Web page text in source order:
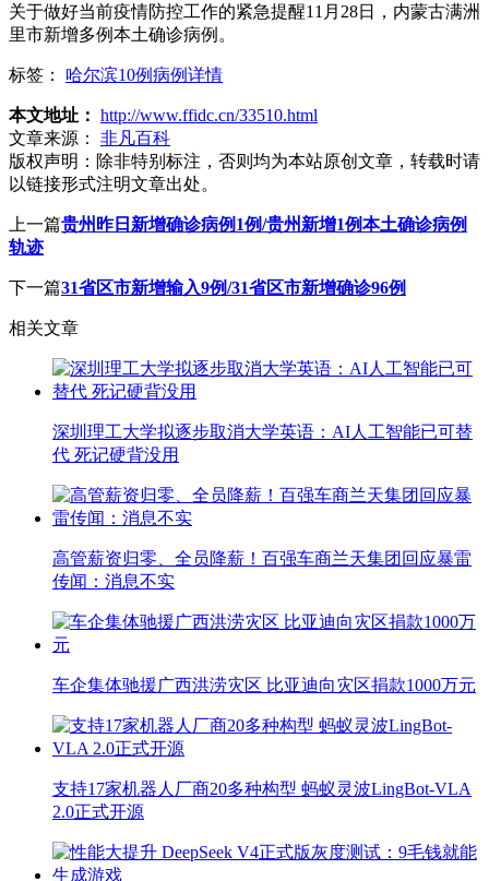
关于做好当前疫情防控工作的紧急提醒11月28日，内蒙古满洲
里市新增多例本土确诊病例。
标签： 哈尔滨10例病例详情
本文地址： http://www.ffidc.cn/33510.html
文章来源：
非凡百科
版权声明： 除非特别标注，否则均为本站原创文章，转载时请
以链接形式注明文章出处。
上一篇贵州昨日新增确诊病例1例/贵州新增1例本土确诊病例
轨迹
下一篇31省区市新增输入9例/31省区市新增确诊96例
相关文章
深圳理工大学拟逐步取消大学英语：AI人工智能已可替
代 死记硬背没用
高管薪资归零、全员降薪！百强车商兰天集团回应暴雷
传闻：消息不实
车企集体驰援广西洪涝灾区 比亚迪向灾区捐款1000万元
支持17家机器人厂商20多种构型 蚂蚁灵波LingBot-VLA
2.0正式开源